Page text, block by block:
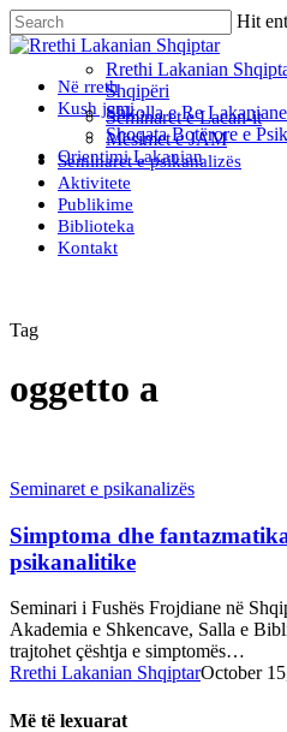
Skip
to
content
Hit
Close
Menu
Në rreth
Kush jemi
Rrethi Lakanian
Shqipëri
Shkolla e Re
Shoqata Botërore e
Orientimi Lakanian
Seminaret e Lacan-it
Mësimet e JAM
Seminaret e psikanalizës
Aktivitete
Publikime
Biblioteka
Kontakt
Tag
oggetto a
Seminaret e psikanalizës
Simptoma dhe
psikanalitike
Seminari i Fushës Frojdiane në
Akademia e Shkencave, Salla e
trajtohet çështja e simptomës…
Rrethi Lakanian ShqiptarOctober
Më të lexuarat